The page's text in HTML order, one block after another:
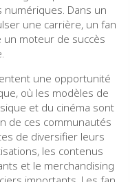
Dans un
une carrière, un fan
moteur de succès
une opportunité
où les modèles de
et du cinéma sont
de ces communautés
de diversifier leurs
les contenus
et le merchandising